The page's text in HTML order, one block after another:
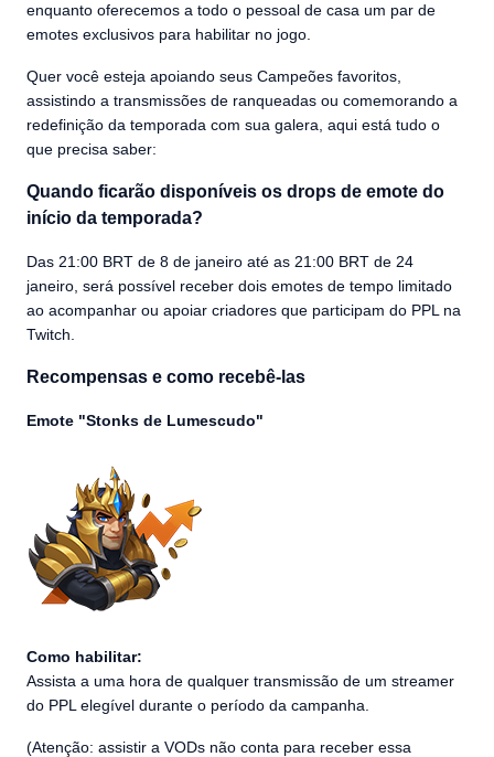
enquanto oferecemos a todo o pessoal de casa um par de
emotes exclusivos para habilitar no jogo.
Quer você esteja apoiando seus Campeões favoritos,
assistindo a transmissões de ranqueadas ou comemorando a
redefinição da temporada com sua galera, aqui está tudo o
que precisa saber:
Quando ficarão disponíveis os drops de emote do
início da temporada?
Das 21:00 BRT de 8 de janeiro até as 21:00 BRT de 24
janeiro, será possível receber dois emotes de tempo limitado
ao acompanhar ou apoiar criadores que participam do PPL na
Twitch.
Recompensas e como recebê-las
Emote "Stonks de Lumescudo"
Como habilitar:
Assista a uma hora de qualquer transmissão de um streamer
do PPL elegível durante o período da campanha.
(Atenção: assistir a VODs não conta para receber essa